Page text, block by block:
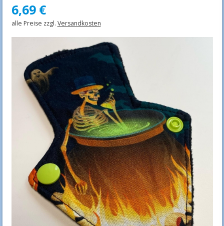
6,69 €
alle Preise zzgl. Versandkosten